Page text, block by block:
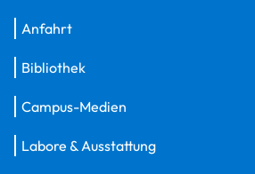
Anfahrt
Bibliothek
Campus-Medien
Labore & Ausstattung